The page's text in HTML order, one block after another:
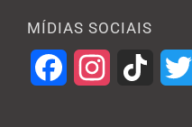
MÍDIAS SOCIAIS
FacebookInstagramTikTok